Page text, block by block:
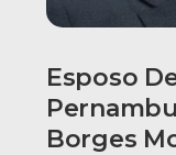
Esposo
Borges